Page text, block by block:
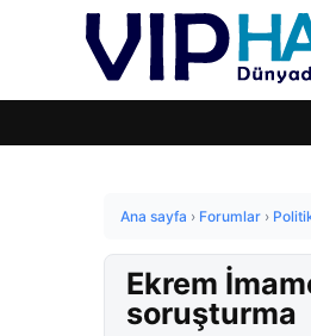
Ana sayfa › Forumlar ›
Ekrem
soruşturma